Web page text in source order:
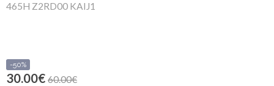
465H Z2RD00 KAIJ1
-50%
30.00€ 60.00€